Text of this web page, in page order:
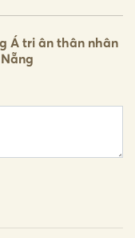
Á tri ân thân nhân